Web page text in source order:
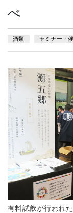
べ
酒類 セミナー・
有料試飲が行われ